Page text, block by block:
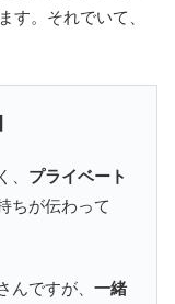
す。それでいて、
プライベート
ちが伝わって
ですが、 一緒